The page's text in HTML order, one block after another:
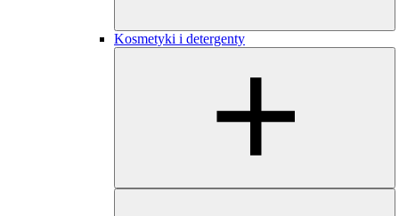
Kosmetyki i detergenty